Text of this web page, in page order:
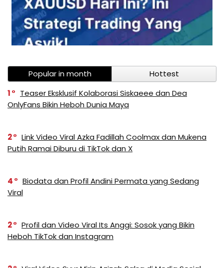
Popular in month
Hottest
1
Teaser Eksklusif Kolaborasi Siskaeee dan Dea
OnlyFans Bikin Heboh Dunia Maya
2
Link Video Viral Azka Fadillah Coolmax dan Mukena
Putih Ramai Diburu di TikTok dan X
4
Biodata dan Profil Andini Permata yang Sedang
Viral
2
Profil dan Video Viral Its Anggi: Sosok yang Bikin
Heboh TikTok dan Instagram